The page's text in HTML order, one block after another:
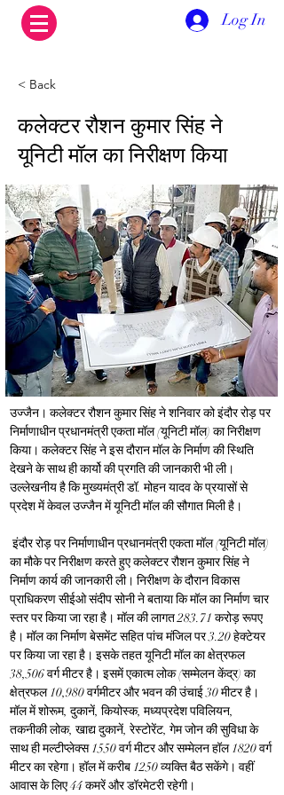
Log In
< Back
कलेक्टर रौशन कुमार सिंह ने
यूनिटी मॉल का निरीक्षण किया
उज्जैन। कलेक्टर रौशन कुमार सिंह ने शनिवार को इंदौर रोड़ पर
निर्माणाधीन प्रधानमंत्री एकता मॉल (यूनिटी मॉल) का निरीक्षण
किया। कलेक्टर सिंह ने इस दौरान मॉल के निर्माण की स्थिति
देखने के साथ ही कार्यो की प्रगति की जानकारी भी ली।
उल्लेखनीय है कि मुख्यमंत्री डॉ. मोहन यादव के प्रयासों से
प्रदेश में केवल उज्जैन में यूनिटी मॉल की सौगात मिली है।
का मौके पर निरीक्षण करते हुए कलेक्टर रौशन कुमार सिंह ने
निर्माण कार्य की जानकारी ली। निरीक्षण के दौरान विकास
प्राधिकरण सीईओ संदीप सोनी ने बताया कि मॉल का निर्माण चार
स्तर पर किया जा रहा है। मॉल की लागत 283.71 करोड़ रूपए
है। मॉल का निर्माण बेसमेंट सहित पांच मंजिल पर 3.20 हेक्टेयर
पर किया जा रहा है। इसके तहत यूनिटी मॉल का क्षेत्रफल
38,506 वर्ग मीटर है। इसमें एकात्म लोक (सम्मेलन केंद्र) का
क्षेत्रफल 10,980 वर्गमीटर और भवन की उंचाई 30 मीटर है।
मॉल में शोरूम, दुकानें, कियोस्क, मध्यप्रदेश पविलियन,
तकनीकी लोक, खाद्य दुकानें, रेस्टोरेंट, गेम जोन की सुविधा के
साथ ही मल्टीप्लेक्स 1550 वर्ग मीटर और सम्मेलन हॉल 1820 वर्ग
मीटर का रहेगा। हॉल में करीब 1250 व्यक्ति बैठ सकेंगे। वहीं
आवास के लिए 44 कमरें और डॉरमेटरी रहेगी।